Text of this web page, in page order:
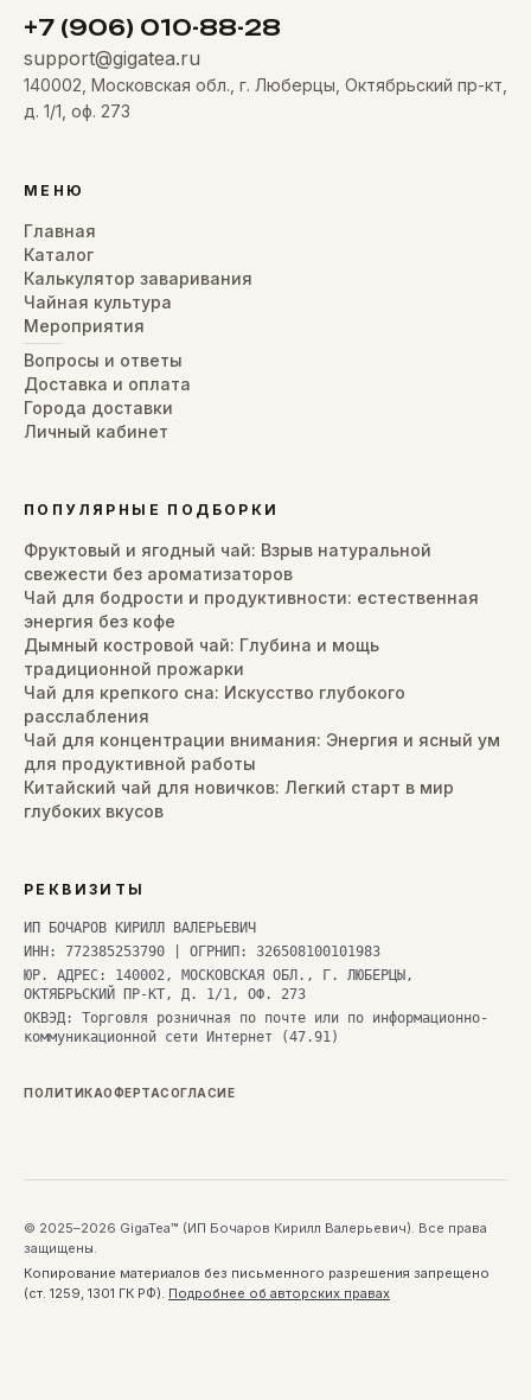
+7 (906) 010-88-28
support@gigatea.ru
140002, Московская обл., г. Люберцы, Октябрьский пр-кт,
д. 1/1, оф. 273
МЕНЮ
Главная
Каталог
Калькулятор заваривания
Чайная культура
Мероприятия
Вопросы и ответы
Доставка и оплата
Города доставки
Личный кабинет
ПОПУЛЯРНЫЕ ПОДБОРКИ
Фруктовый и ягодный чай: Взрыв натуральной
свежести без ароматизаторов
Чай для бодрости и продуктивности: естественная
энергия без кофе
Дымный костровой чай: Глубина и мощь
традиционной прожарки
Чай для крепкого сна: Искусство глубокого
расслабления
Чай для концентрации внимания: Энергия и ясный ум
для продуктивной работы
Китайский чай для новичков: Легкий старт в мир
глубоких вкусов
РЕКВИЗИТЫ
ИП БОЧАРОВ КИРИЛЛ ВАЛЕРЬЕВИЧ
ИНН: 772385253790 | ОГРНИП: 326508100101983
ЮР. АДРЕС: 140002, МОСКОВСКАЯ ОБЛ., Г. ЛЮБЕРЦЫ,
ОКТЯБРЬСКИЙ ПР-КТ, Д. 1/1, ОФ. 273
ОКВЭД: Торговля розничная по почте или по информационно-
коммуникационной сети Интернет (47.91)
ПОЛИТИКАОФЕРТАСОГЛАСИЕ
© 2025–2026 GigaTea™ (ИП Бочаров Кирилл Валерьевич). Все права
защищены.
Копирование материалов без письменного разрешения запрещено
(ст. 1259, 1301 ГК РФ). Подробнее об авторских правах